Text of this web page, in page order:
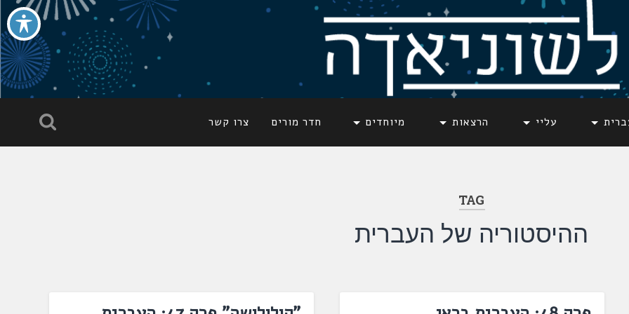
עליי הרצאות מיוחדים חדר מורים צרו קשר
TAG
ההיסטוריה של העברית